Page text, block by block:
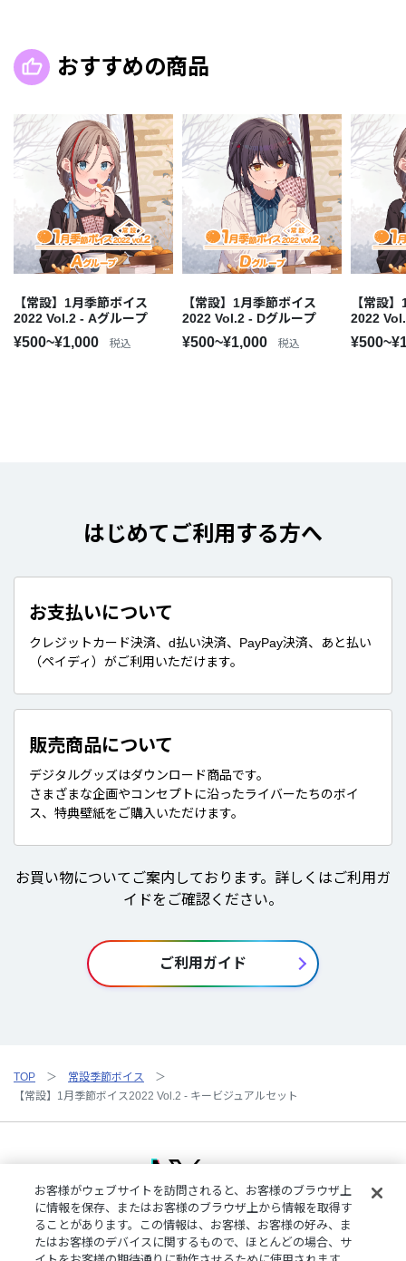
おすすめの商品
【常設】1月季節ボイス
2022 Vol.2 - Aグループ
¥500~¥1,000 税込
【常設】1月季節ボイス
2022 Vol.2 - Dグループ
¥500~¥1,000 税込
【常設
2022
はじめてご利用する方へ
お支払いについて
クレジットカード決済、d払い決済、PayPay決済、あと払い
（ペイディ）がご利用いただけます。
販売商品について
デジタルグッズはダウンロード商品です。
さまざまな企画やコンセプトに沿ったライバーたちのボイ
ス、特典壁紙をご購入いただけます。
お買い物についてご案内しております。詳しくはご利用ガ
イドをご確認ください。
ご利用ガイド
TOP
常設季節ボイス
【常設】1月季節ボイス2022 Vol.2 - キービジュアルセット
ご利用規約プライバシーポリシー
特定商取引法に基づく表記
ご利用ガイドよくある質問お問い合わせにじさんじ公式サイト
お客様がウェブサイトを訪問されると、お客様のブラウザ上
に情報を保存、またはお客様のブラウザ上から情報を取得す
ることがあります。この情報は、お客様、お客様の好み、ま
たはお客様のデバイスに関するもので、ほとんどの場合、サ